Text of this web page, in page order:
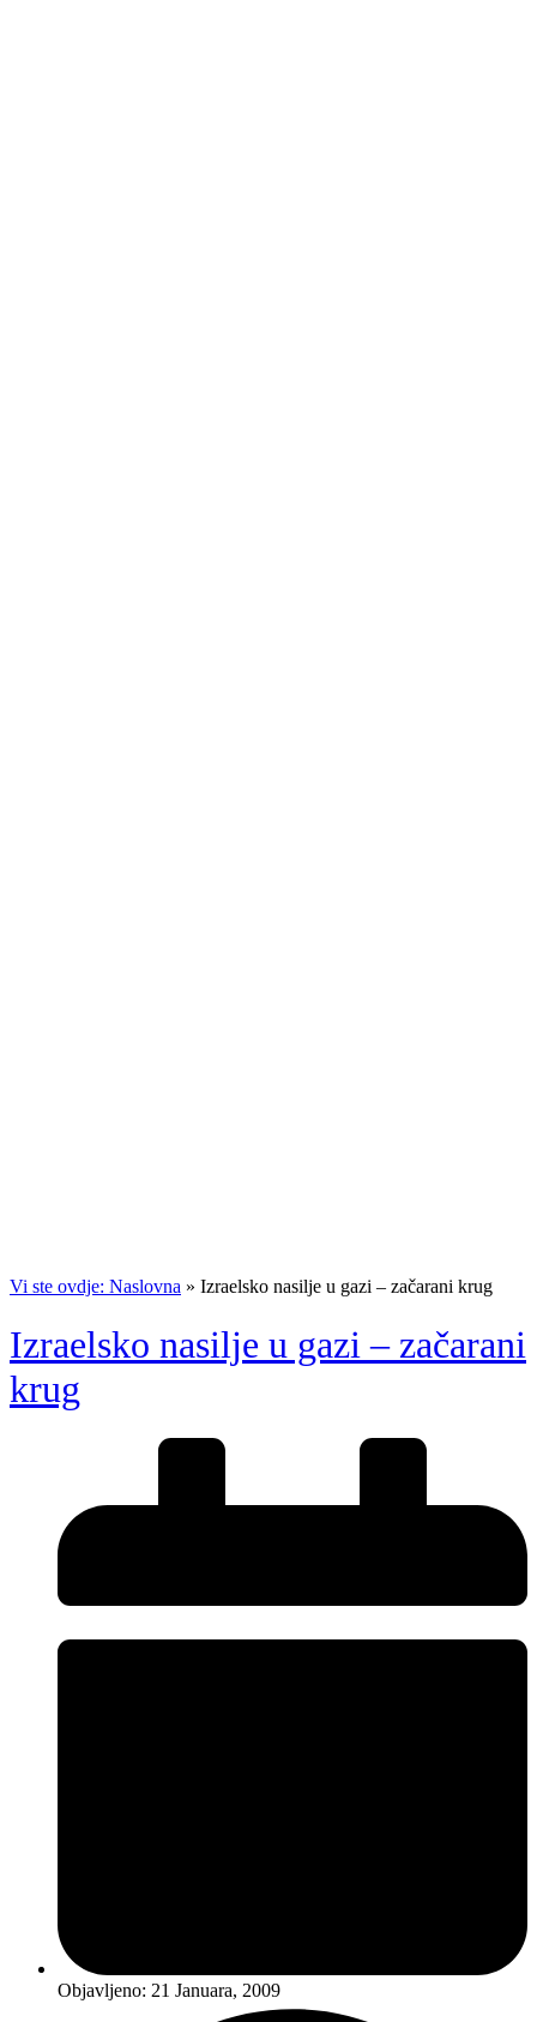
Vi ste ovdje: Naslovna » Izraelsko nasilje u gazi – začarani krug
Izraelsko nasilje u gazi – začarani
krug
Objavljeno: 21 Januara, 2009